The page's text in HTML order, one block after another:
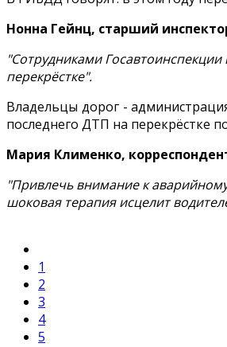
Нонна Гейнц, старший
"Сотрудниками
перекрёстке".
Владельцы дорог -
последнего ДТП на перекрёстке
Мария Клименко,
"Привлечь внимание к
шоковая терапия исцелит
1
2
3
4
5